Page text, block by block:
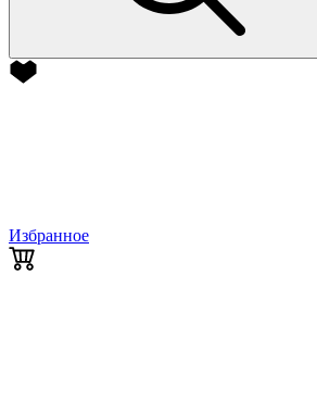
Избранное